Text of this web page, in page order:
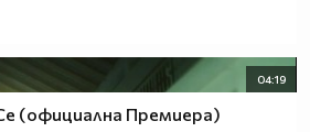
04:19
(официална Премиера)